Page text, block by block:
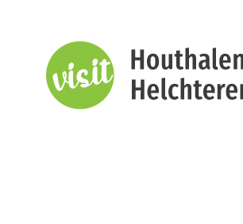
Visit Houthalen-Helchteren